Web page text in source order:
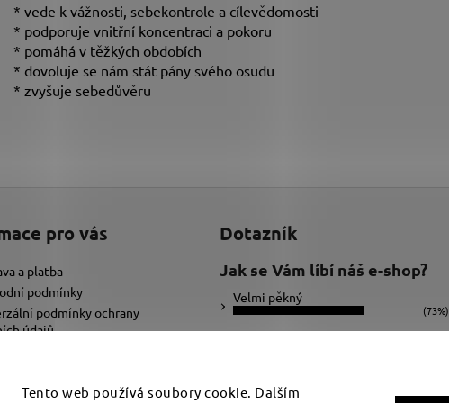
Tento web používá soubory cookie. Dalším
* vede k vážnosti, sebekontrole a cílevědomosti
* podporuje vnitřní koncentraci a pokoru
* pomáhá v těžkých obdobích
* dovoluje se nám stát pány svého osudu
* zvyšuje sebedůvěru
pro vás
a platba
podmínky
podmínky ochrany
údajů
text pro náramek
Dotazník
Jak se Vám líbí náš e-shop?
Velmi pěkný
(73%)
Ujde to